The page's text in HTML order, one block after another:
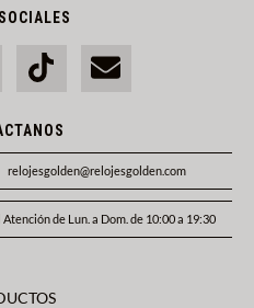
relojesgolden@relojesgolden.com
de Lun. a Dom. de 10:00 a 19:30